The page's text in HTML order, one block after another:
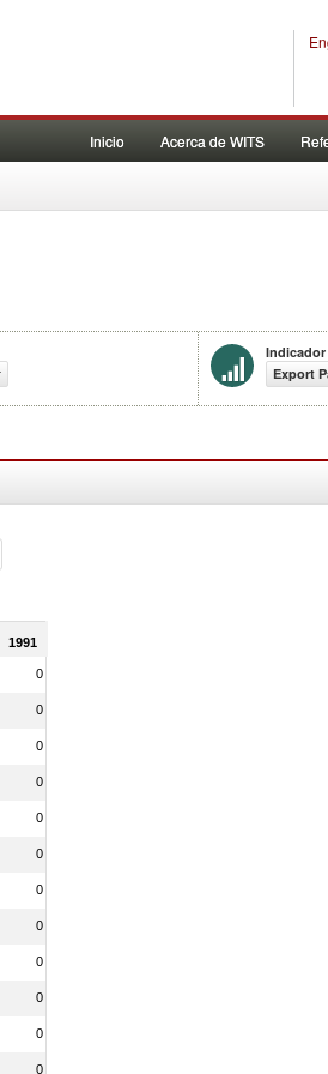
Inicio Acerca de WITS
Indicador
Export
1991
0
0
0
0
0
0
0
0
0
0
0
0